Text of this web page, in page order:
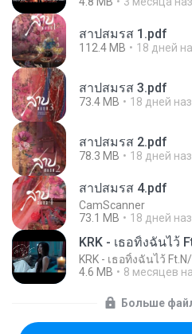
สาปสมรส 1.pdf
112.4 MB 18 дней
สาปสมรส 3.pdf
73.4 MB 18 дней
สาปสมรส 2.pdf
78.3 MB 18 дней
สาปสมรส 4.pdf
CamScanner
73.1 MB
18 дней
KRK - เธอทิ้งฉันไว้
KRK - เธอทิ้งฉันไว้
4.6 MB
8 месяцев
Больше